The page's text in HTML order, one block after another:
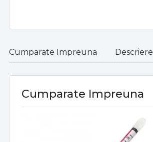
Cumparate Impreuna Descriere
Cumparate Impreuna